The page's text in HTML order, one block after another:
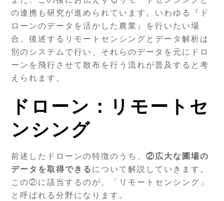
の連携も研究が進められています。いわゆる『ド
ローンのデータを活かした農業』を行いたい場
合、後述するリモートセンシングとデータ解析は
別のシステムで行い、それらのデータを元にドロ
ーンを飛行させて散布を行う流れが普及すると考
えられます。
ドローン：リモートセ
ンシング
前述したドローンの特徴のうち、②広大な圃場の
データを取得できる について解説していきます。
この②に該当するのが、「リモートセンシング」
と呼ばれる分野になります。